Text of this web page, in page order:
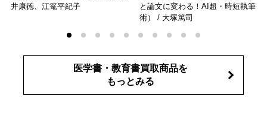
井康徳、江篭平紀子
と論文に変わる！AI超・時短執筆
術） / 大塚篤司
医学書・教育書買取商品を
もっとみる